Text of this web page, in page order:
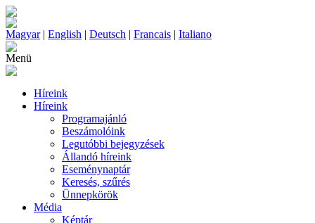
Magyar| English | Deutsch | Francais | Italiano
Menü
Híreink
Híreink
Programajánló
Beszámolóink
Legutóbbi bejegyzések
Állandó híreink
Eseménynaptár
Keresés, szűrés
Ünnepkörök
Média
Képtár